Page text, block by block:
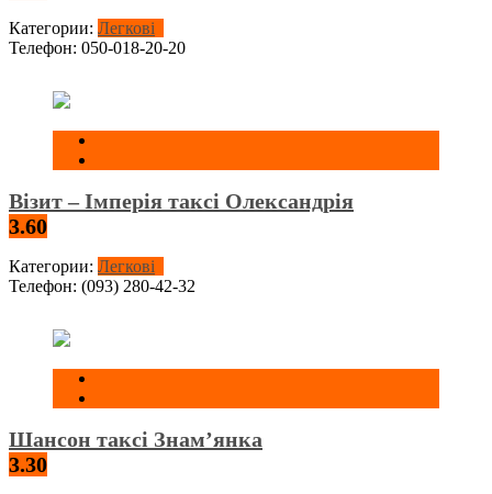
Категории: Легкові
Телефон: 050-018-20-20
Візит – Імперія таксі Олександрія
3.60
Категории: Легкові
Телефон: (093) 280-42-32
Шансон таксі Знам’янка
3.30